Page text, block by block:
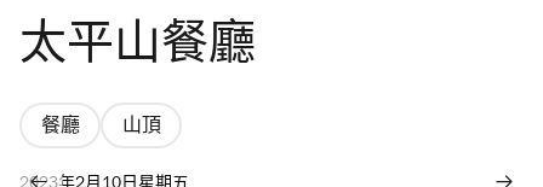
太平山餐廳
餐廳 山頂